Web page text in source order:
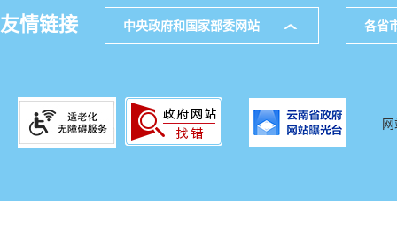
友情链接 中央政府和国家部委网站 各省